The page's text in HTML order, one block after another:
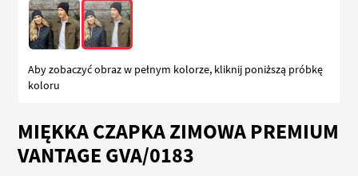
MIĘKKA CZAPKA ZIMOWA PREMIUM
VANTAGE GVA/0183
Aby zobaczyć obraz w pełnym kolorze, kliknij poniższą próbkę
koloru
na
początek
galerii